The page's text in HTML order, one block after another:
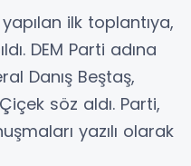
ilk toplantıya,
DEM Parti adına
Danış Beştaş,
söz aldı. Parti,
yazılı olarak